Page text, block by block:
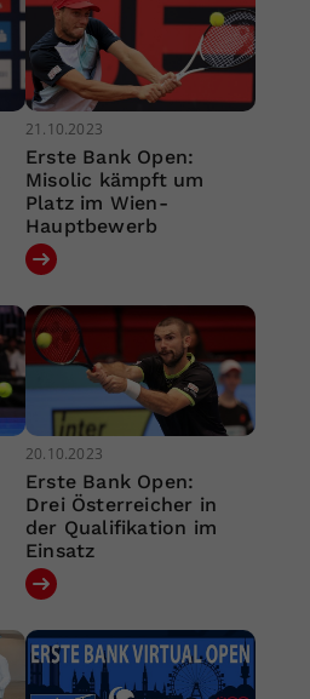
21.10.2023
Erste Bank Open:
Misolic kämpft um
Platz im Wien-
Hauptbewerb
20.10.2023
Erste Bank Open:
Drei Österreicher in
der Qualifikation im
Einsatz